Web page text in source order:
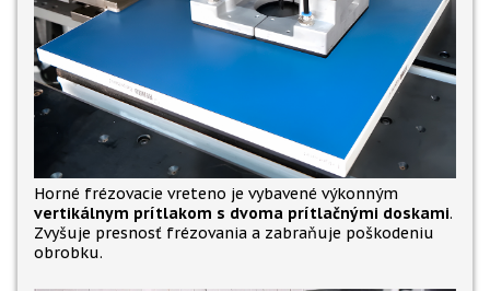
Horné frézovacie vreteno je vybavené výkonným
vertikálnym prítlakom s dvoma prítlačnými doskami.
Zvyšuje presnosť frézovania a zabraňuje poškodeniu
obrobku.